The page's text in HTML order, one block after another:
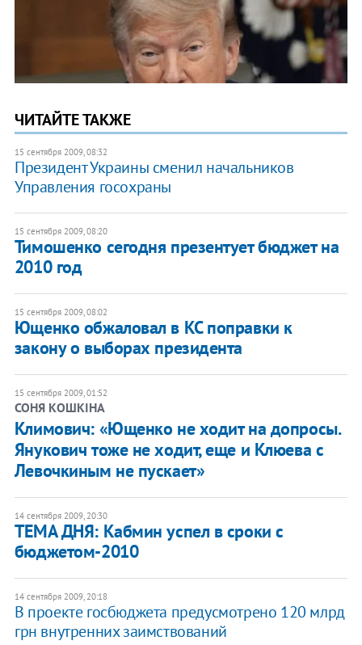
ЧИТАЙТЕ ТАКЖЕ
15 сентября 2009, 08:32
Президент Украины сменил начальников
Управления госохраны
15 сентября 2009, 08:20
Тимошенко сегодня презентует бюджет на
2010 год
15 сентября 2009, 08:02
Ющенко обжаловал в КС поправки к
закону о выборах президента
15 сентября 2009, 01:52
СОНЯ КОШКІНА
Климович: «Ющенко не ходит на допросы.
Янукович тоже не ходит, еще и Клюева с
Левочкиным не пускает»
14 сентября 2009, 20:30
ТЕМА ДНЯ: Кабмин успел в сроки с
бюджетом-2010
14 сентября 2009, 20:18
В проекте госбюджета предусмотрено 120 млрд
грн внутренних заимствований